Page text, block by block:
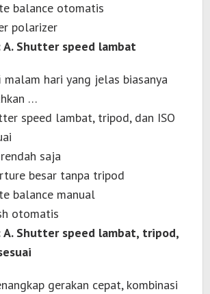
balance otomatis
polarizer
A. Shutter speed lambat
hari yang jelas biasanya
…
speed lambat, tripod, dan ISO
saja
besar tanpa tripod
balance manual
otomatis
A. Shutter speed lambat, tripod,
gerakan cepat, kombinasi